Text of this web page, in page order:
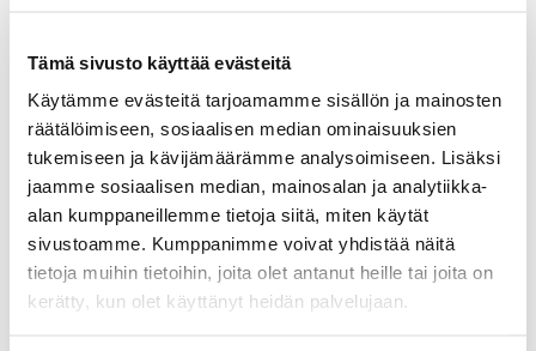
Tämä sivusto käyttää evästeitä
Käytämme evästeitä tarjoamamme sisällön ja mainosten
räätälöimiseen, sosiaalisen median ominaisuuksien
tukemiseen ja kävijämäärämme analysoimiseen. Lisäksi
jaamme sosiaalisen median, mainosalan ja analytiikka-
alan kumppaneillemme tietoja siitä, miten käytät
sivustoamme. Kumppanimme voivat yhdistää näitä
tietoja muihin tietoihin, joita olet antanut heille tai joita on
kerätty, kun olet käyttänyt heidän palvelujaan.
Janne Laine on Rauman lyöntipelimestari 2025.